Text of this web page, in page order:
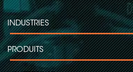
INDUSTRIES
PRODUITS